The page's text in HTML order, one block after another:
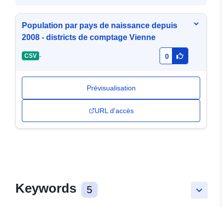
Population par pays de naissance depuis
2008 - districts de comptage Vienne
CSV - 0
Prévisualisation
URL d'accès
keyboard_arrow_down
Keywords 5